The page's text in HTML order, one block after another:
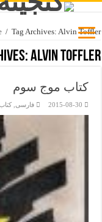
/ Tag Archives: Alvin Toffler
Alvin Toffler
کتاب موج سوم
2015-08-30 فارسی ,